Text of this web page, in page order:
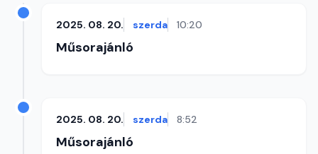
2025. 08. 20. szerda 10:20
Műsorajánló
2025. 08. 20. szerda 8:52
Műsorajánló